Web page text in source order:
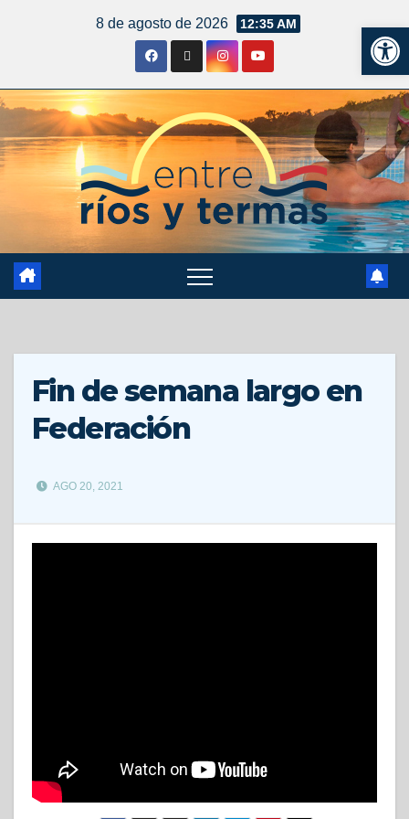
8 de agosto de 2026 12:35 AM
Fin de semana largo en
Federación
AGO 20, 2021